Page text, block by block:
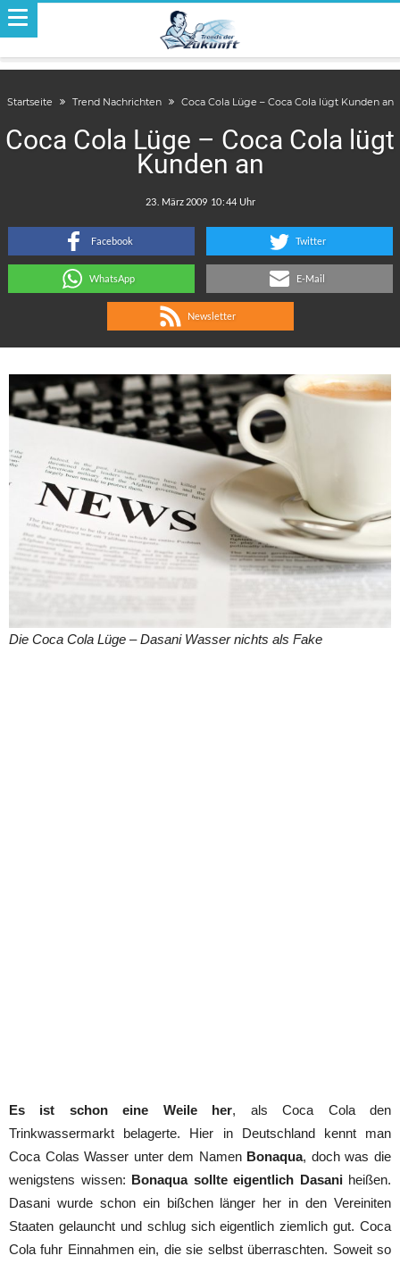
Startseite Trend Nachrichten Coca Cola Lüge – Coca Cola lügt Kunden an
Coca Cola Lüge – Coca Cola lügt
Kunden an
:
Facebook Twitter
WhatsApp E-Mail
Newsletter
Die Coca Cola Lüge – Dasani Wasser nichts als Fake
Es ist schon eine Weile her, als Coca Cola den
Trinkwassermarkt belagerte. Hier in Deutschland kennt man
Coca Colas Wasser unter dem Namen Bonaqua, doch was die
wenigstens wissen: Bonaqua sollte eigentlich Dasaniheißen.
Dasani wurde schon ein bißchen länger her in den Vereiniten
Staaten gelauncht und schlug sich eigentlich ziemlich gut. Coca
Cola fuhr Einnahmen ein, die sie selbst überraschten. Soweit so